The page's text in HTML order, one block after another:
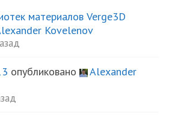
материалов Verge3D
Kovelenov
опубликовано
Alexander